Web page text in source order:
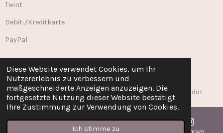
Diese Website verwendet Cookies, um Ihr
Nutzererlebnis zu verbessern und
maßgeschneiderte Anzeigen anzuzeigen. Die
fortgesetzte Nutzung dieser Website bestätigt
Ihre Zustimmung zur Verwendung von Cookies.
Ich stimme zu
Twint
Debit-/Kreditkarte
PayPal
W
h
a
t
s
A
I
n
s
t
a
g
F
a
c
e
b
i
k
T
o
© 2024 - 2025 Messapia Jewellery. Unterstützt mit ©Webador